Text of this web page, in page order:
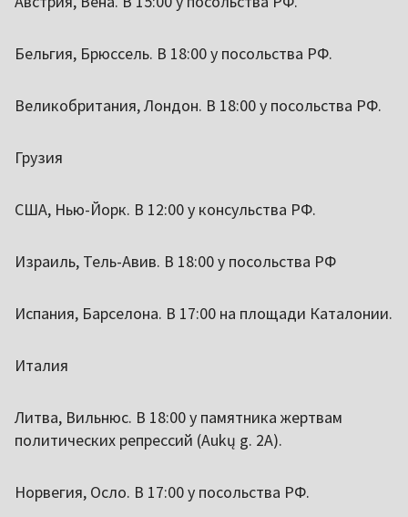
Бельгия, Брюссель. В 18:00 у посольства РФ.
Великобритания, Лондон. В 18:00 у посольства РФ.
Грузия
США, Нью-Йорк. В 12:00 у консульства РФ.
Израиль, Тель-Авив. В 18:00 у посольства РФ
Испания, Барселона. В 17:00 на площади Каталонии.
Италия
Литва, Вильнюс. В 18:00 у памятника жертвам
политических репрессий (Aukų g. 2A).
Норвегия, Осло. В 17:00 у посольства РФ.